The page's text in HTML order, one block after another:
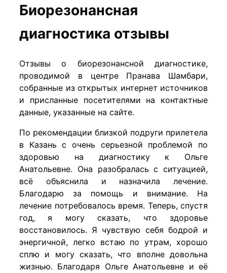
Биорезонансная
диагностика отзывы
Отзывы о биорезонансной диагностике,
проводимой в центре Пранава Шамбари,
собранные из открытых интернет источников
и присланные посетителями на контактные
данные, указанные на сайте.
По рекомендации близкой подруги прилетела
в Казань с очень серьезной проблемой по
здоровью на диагностику к Ольге
Анатольевне. Она разобралась с ситуацией,
всё объяснила и назначила лечение.
Благодарю за помощь и внимание. На
лечение потребовалось время. Теперь, спустя
год, я могу сказать, что здоровье
восстановилось. Я чувствую себя бодрой и
энергичной, легко встаю по утрам, хорошо
сплю и могу сказать, что вполне довольна
жизнью. Благодаря Ольге Анатольевне и её